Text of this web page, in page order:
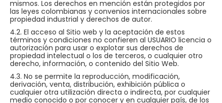
mismos. Los derechos en mención están protegidos por
las leyes colombianas y convenios internacionales sobre
propiedad industrial y derechos de autor.
4.2. El acceso al Sitio web y la aceptación de estos
términos y condiciones no confieren al USUARIO licencia o
autorización para usar o explotar sus derechos de
propiedad intelectual o los de terceros, o cualquier otro
derecho, información, o contenido del Sitio Web.
4.3. No se permite la reproducción, modificación,
derivación, venta, distribución, exhibición pública o
cualquier otra utilización directa o indirecta, por cualquier
medio conocido o por conocer y en cualquier país, de los